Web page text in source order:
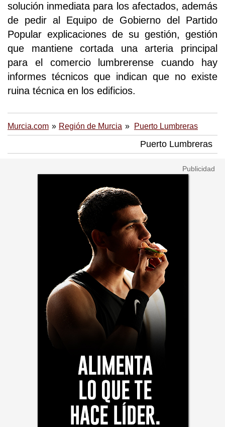
solución inmediata para los afectados, además
de pedir al Equipo de Gobierno del Partido
Popular explicaciones de su gestión, gestión
que mantiene cortada una arteria principal
para el comercio lumbrerense cuando hay
informes técnicos que indican que no existe
ruina técnica en los edificios.
Murcia.com Región de Murcia Puerto Lumbreras
Puerto Lumbreras